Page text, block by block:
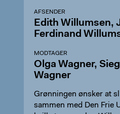
AFSENDER
Edith Willumsen,
Ferdinand
MODTAGER
Olga Wagner,
Wagner
Grønningen ønsker at
sammen med Den Frie